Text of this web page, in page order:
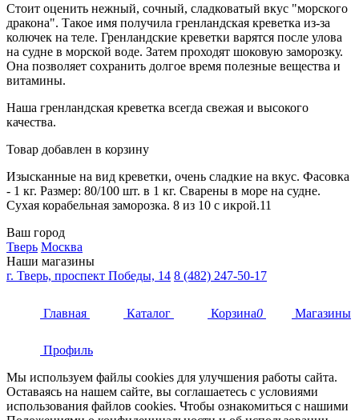
Стоит оценить нежный, сочный, сладковатый вкус "морского
дракона". Такое имя получила гренландская креветка из-за
колючек на теле. Гренландские креветки варятся после улова
на судне в морской воде. Затем проходят шоковую заморозку.
Она позволяет сохранить долгое время полезные вещества и
витамины.
Наша гренландская креветка всегда свежая и высокого
качества.
Товар добавлен в корзину
Изысканные на вид креветки, очень сладкие на вкус. Фасовка
- 1 кг. Размер: 80/100 шт. в 1 кг. Сварены в море на судне.
Сухая корабельная заморозка. 8 из 10 с икрой.11
Ваш город
Тверь Москва
Наши магазины
г. Тверь, проспект Победы, 14 8 (482) 247-50-17
Главная Каталог Корзина0 Магазины
Профиль
Мы используем файлы cookies для улучшения работы сайта.
Оставаясь на нашем сайте, вы соглашаетесь с условиями
использования файлов cookies. Чтобы ознакомиться с нашими